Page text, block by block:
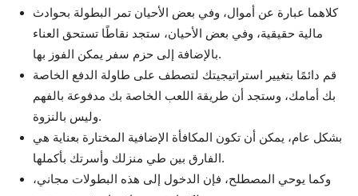
كلاهما عبارة عن أموال، وفي بعض الأحيان تمر البطولة بحوادث
مالية حقيقية، وفي بعض الأحيان، ستجد نقاطًا تستحق العناء
بالإضافة إلى حزم سفر يمكن الفوز بها.
قم دائمًا بتغيير استراتيجيتك لتصطف على طاولة الدفع الخاصة
بك أمامك، وستجد أن طريقة اللعب الخاصة بك مدفوعة بالفهم
وليس بالنزوة.
بشكل عام، يمكن أن تكون المكافأة الإضافية المختارة بعناية هي
الفارق بين طي منزلك وأسرتك بأكملها.
وكما يوحي المصطلح، فإن الدخول إلى هذه البطولات مجاني،